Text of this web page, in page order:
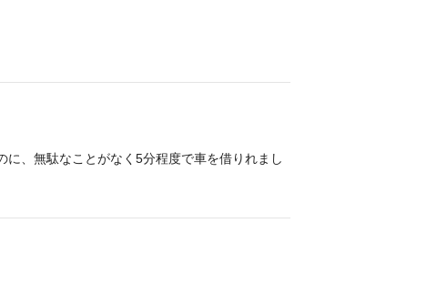
、無駄なことがなく5分程度で車を借りれまし